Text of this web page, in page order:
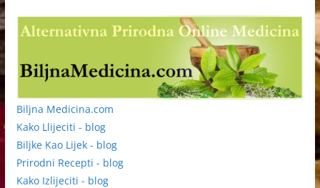
Biljna Medicina.com
Kako Llijeciti - blog
Biljke Kao Lijek - blog
Prirodni Recepti - blog
Kako Izlijeciti - blog